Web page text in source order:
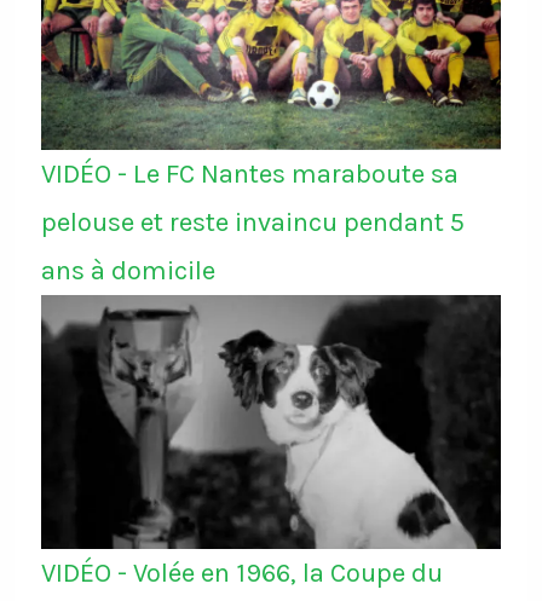
VIDÉO - Le FC Nantes maraboute sa
pelouse et reste invaincu pendant 5
ans à domicile
VIDÉO - Volée en 1966, la Coupe du